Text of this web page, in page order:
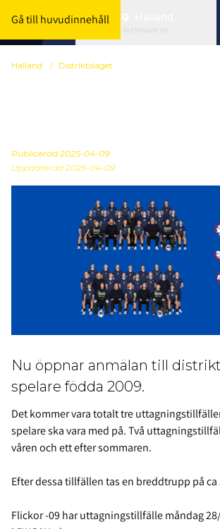
Gå till huvudinnehåll
Byt förbund här
Halland / Distriktslaget
Publicerad 2025-04-09
Uppdaterad 2025-04-09
Nu öppnar anmälan till
spelare födda 2009.
Det kommer vara totalt tre
spelare ska vara med på. Två
våren och ett efter sommaren.
Efter dessa tillfällen tas en breddtrupp på ca
Flickor -09 har uttagningstillfälle måndag